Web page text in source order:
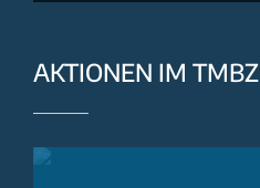
AKTIONEN IM TMBZ